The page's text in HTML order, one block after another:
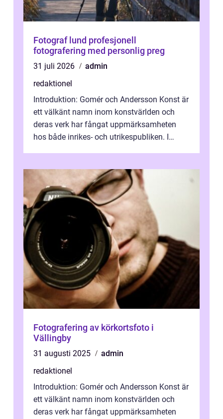
Fotograf lund profesjonell
fotografering med personlig preg
31 juli 2026
admin
redaktionel
Introduktion: Gomér och Andersson Konst är
ett välkänt namn inom konstvärlden och
deras verk har fångat uppmärksamheten
hos både inrikes- och utrikespubliken. I
Fotografering av körkortsfoto i
Vällingby
31 augusti 2025
admin
redaktionel
Introduktion: Gomér och Andersson Konst är
ett välkänt namn inom konstvärlden och
deras verk har fångat uppmärksamheten